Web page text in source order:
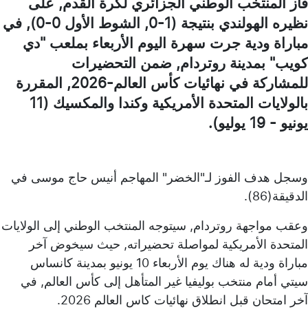
نظيره الهولندي بنتيجة (1-0, الشوط الأول 0-0), في
مباراة ودية جرت سهرة اليوم الأربعاء بملعب "دي
كويب" بمدينة روتردام, ضمن التحضيرات
للمشاركة في نهائيات كأس العالم-2026, المقررة
بالولايات المتحدة الأمريكية وكندا والمكسيك (11
يونيو - 19 يوليو).
وسجل هدف الفوز لـ"الخضر" المهاجم أنيس حاج موسى في
الدقيقة(86).
وعقب مواجهة روتردام, سيتوجه المنتخب الوطني إلى الولايات
المتحدة الأمريكية لمواصلة تحضيراته, حيث سيخوض آخر
مباراة ودية له هناك يوم الأربعاء 10 يونيو بمدينة كانساس
سيتي أمام منتخب بوليفيا غير المتأهل إلى كأس العالم, في
آخر امتحان قبل انطلاق نهائيات كاس العالم 2026.